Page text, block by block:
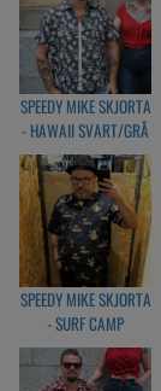
SPEEDY MIKE SKJORTA
- HAWAII SVART/GRÅ
SPEEDY MIKE SKJORTA
- SURF CAMP